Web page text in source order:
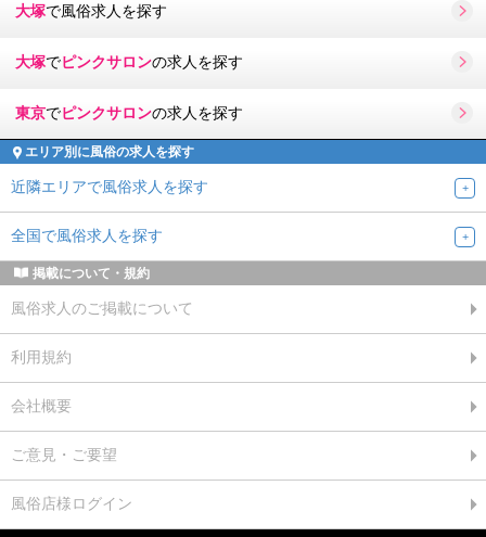
大塚で風俗求人を探す
大塚でピンクサロンの求人を探す
東京でピンクサロンの求人を探す
エリア別に風俗の求人を探す
近隣エリアで風俗求人を探す
全国で風俗求人を探す
掲載について・規約
風俗求人のご掲載について
利用規約
会社概要
ご意見・ご要望
風俗店様ログイン